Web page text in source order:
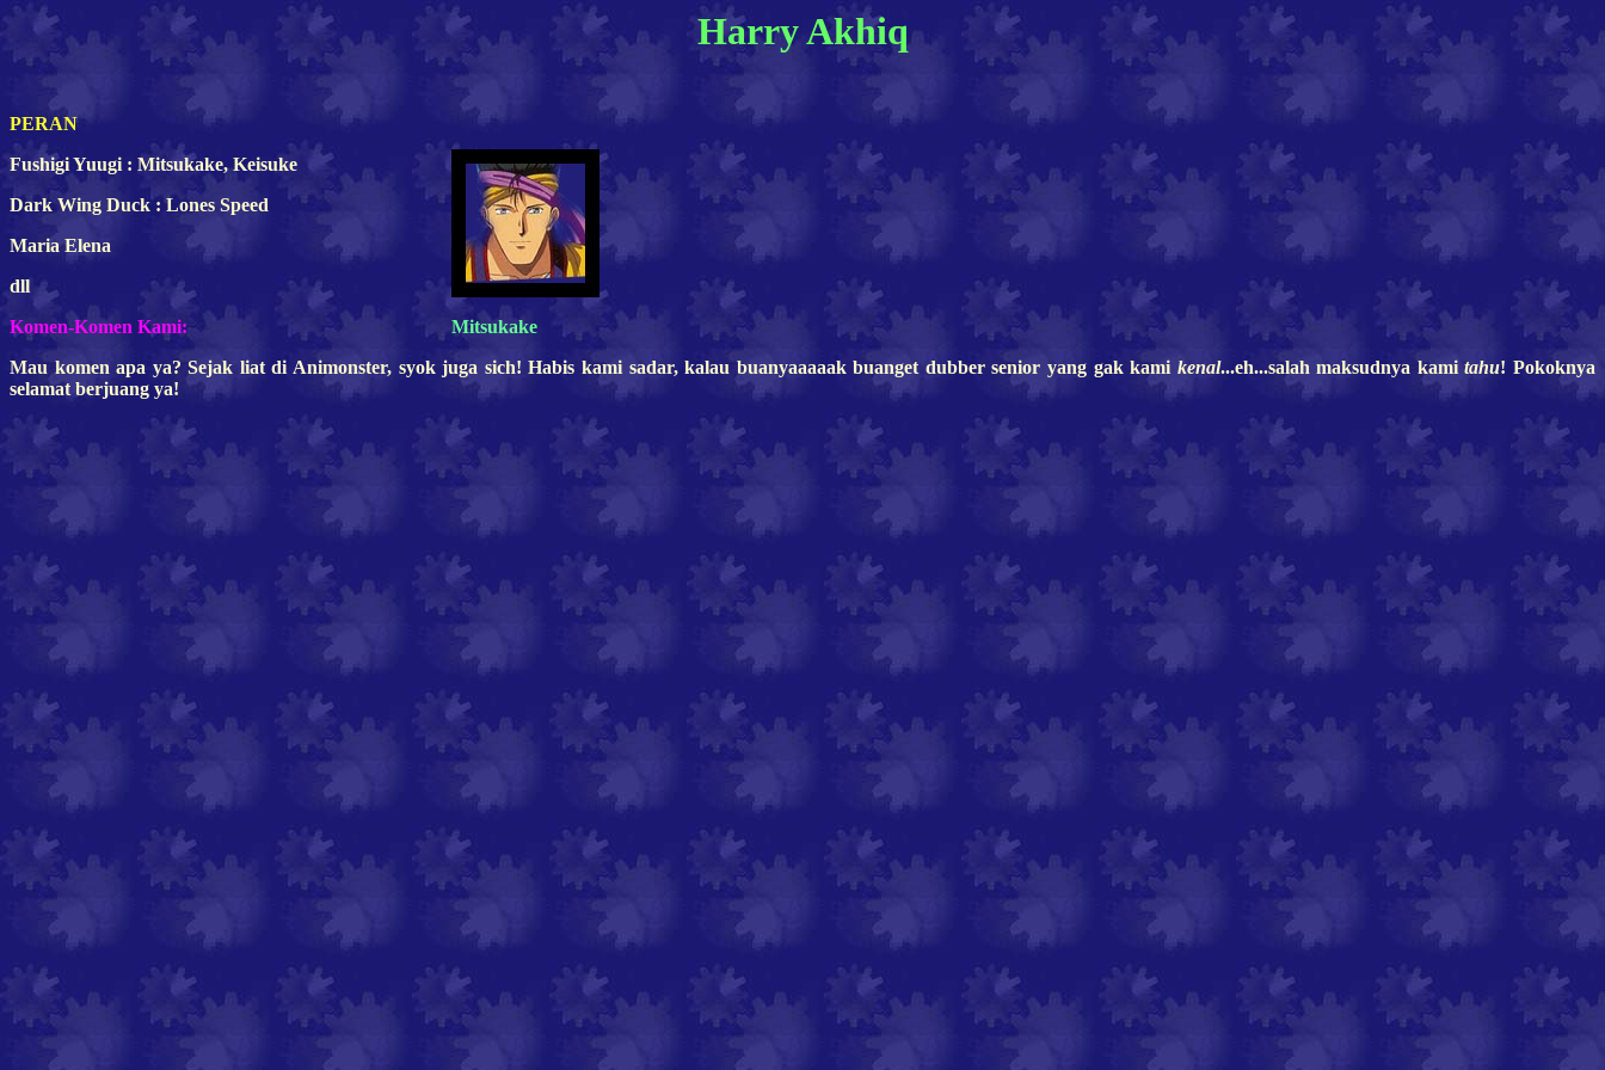
Mitsukake
Harry Akhiq
PERAN
Fushigi Yuugi : Mitsukake, Keisuke
Dark Wing Duck :Lones Speed
Maria Elena
dll
Komen-Komen Kami:
Mau komen apa ya? Sejak liat di Animonster, syok juga sich! Habis kami sadar, kalau buanyaaaaak buanget dubber senior yang gak kami kenal...eh...salah maksudnya kamitahu! Pokoknya
selamat berjuang ya!